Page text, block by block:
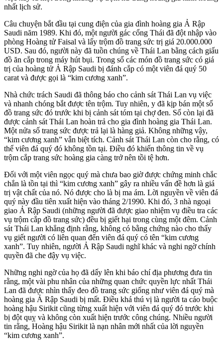
nhất lịch sử.
Câu chuyện bắt đầu tại cung điện của gia đình hoàng gia Ả Rập
Saudi năm 1989. Khi đó, một người gác cổng Thái đã đột nhập vào
phòng Hoàng tử Faisal và lấy trộm đồ trang sức trị giá 20.000.000
USD. Sau đó, người này đã tuồn chúng về Thái Lan bằng cách giấu
đồ ăn cắp trong máy hút bụi. Trong số các món đồ trang sức có giá
trị của hoàng tử Ả Rập Saudi bị đánh cắp có một viên đá quý 50
carat và được gọi là “kim cương xanh”.
Nhà chức trách Saudi đã thông báo cho cảnh sát Thái Lan vụ việc
và nhanh chóng bắt được tên trộm. Tuy nhiên, y đã kịp bán một số
đồ trang sức đó trước khi bị cảnh sát tóm tại chợ đen. Số còn lại đã
được cảnh sát Thái Lan hoàn trả cho gia đình hoàng gia Thái Lan.
Một nửa số trang sức được trả lại là hàng giả. Không những vậy,
“kim cương xanh” vẫn biệt tích. Cảnh sát Thái Lan còn cho rằng, có
thể viên đá quý đó không tồn tại. Điều đó khiến thông tin về vụ
trộm cắp trang sức hoàng gia càng trở nên tồi tệ hơn.
Đối với một viên ngọc quý mà chưa bao giờ được chứng minh chắc
chắn là tồn tại thì “kim cương xanh” gây ra nhiều vấn đề hơn là giá
trị vật chất của nó. Nó được cho là bị ma ám. Lời nguyền về viên đá
quý này đầu tiên xuất hiện vào tháng 2/1990. Khi đó, 3 nhà ngoại
giao Ả Rập Saudi (những người đã được giao nhiệm vụ điều tra các
vụ trộm cắp đồ trang sức) đều bị giết hại trong cùng một đêm. Cảnh
sát Thái Lan khẳng định rằng, không có bằng chứng nào cho thấy
vụ giết người có liên quan đến viên đá quý có tên “kim cương
xanh”. Tuy nhiên, người Ả Rập Saudi nghĩ khác và nghi ngờ chính
quyền đã che đậy vụ việc.
Những nghi ngờ của họ đã dấy lên khi báo chí địa phương đưa tin
rằng, một vài phu nhân của những quan chức quyền lực nhất Thái
Lan đã được nhìn thấy đeo đồ trang sức giống như viên đá quý mà
hoàng gia Ả Rập Saudi bị mất. Điều khá thú vị là người ta cáo buộc
hoàng hậu Sirikit cũng từng xuất hiện với viên đá quý đó trước khi
bị đột quỵ và không còn xuất hiện trước công chúng. Nhiều người
tin rằng, Hoàng hậu Sirikit là nạn nhân mới nhất của lời nguyền
“kim cương xanh”.